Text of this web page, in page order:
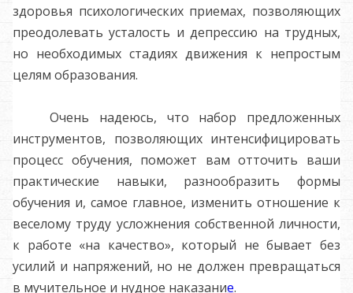
здоровья психологических приемах, позволяющих
преодолевать усталость и депрессию на трудных,
но необходимых стадиях движения к непростым
целям образования.
Очень надеюсь, что набор предложенных
инструментов, позволяющих интенсифицировать
процесс обучения, поможет вам отточить ваши
практические навыки, разнообразить формы
обучения и, самое главное, изменить отношение к
веселому труду усложнения собственной личности,
к работе «на качество», который не бывает без
усилий и напряжений, но не должен превращаться
в мучительное и нудное наказание.